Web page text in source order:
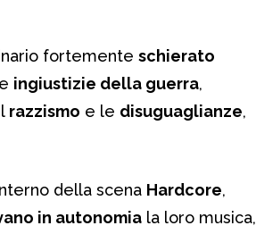
fortemente schierato
ingiustizie della guerra,
razzismo e le disuguaglianze,
della scena Hardcore,
in autonomia la loro musica,